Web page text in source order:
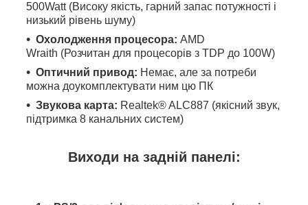
500Watt (Високу якість, гарний запас потужності і
низький рівень шуму)
Охолодження процесора: AMD
Wraith (Розчитан для процесорів з TDP до 100W)
Оптичний привод: Немає, але за потреби
можна доукомплектувати ним цю ПК
Звукова карта: Realtek® ALC887 (якісний звук,
підтримка 8 канальних систем)
Виходи на задній панелі: